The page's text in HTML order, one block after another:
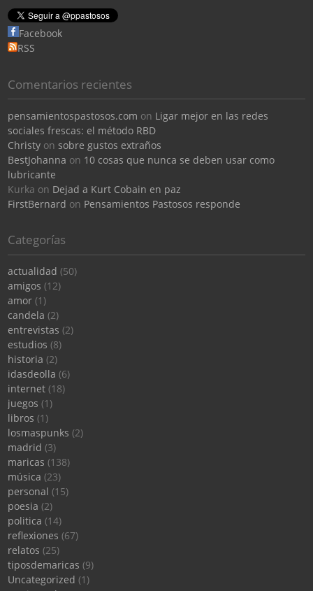
Facebook
RSS
Comentarios recientes
pensamientospastosos.com on Ligar mejor en las redes
sociales frescas: el método RBD
Christy on sobre gustos extraños
BestJohanna on 10 cosas que nunca se deben usar como
lubricante
Kurka on Dejad a Kurt Cobain en paz
FirstBernard on Pensamientos Pastosos responde
Categorías
actualidad (50)
amigos (12)
amor (1)
candela (2)
entrevistas (2)
estudios (8)
historia (2)
idasdeolla (6)
internet (18)
juegos (1)
libros (1)
losmaspunks (2)
madrid (3)
maricas (138)
música (23)
personal (15)
poesia (2)
politica (14)
reflexiones (67)
relatos (25)
tiposdemaricas (9)
Uncategorized (1)